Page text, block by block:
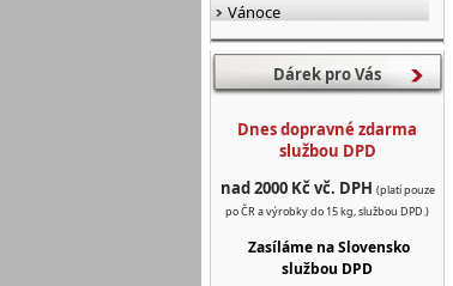
Vánoce
Dárek pro Vás
Dnes dopravné zdarma
službou DPD
nad 2000 Kč vč. DPH (platí pouze
po ČR a výrobky do 15 kg, službou DPD.)
Zasíláme na Slovensko
službou DPD